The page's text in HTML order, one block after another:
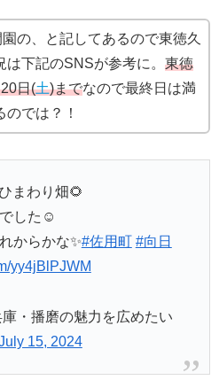
の、と記してあるので東徳久
は下記のSNSが参考に。東徳
日(土)までなので最終日は満
のでは？！
まわり畑🌻
した☺
からかな✨#佐用町 #向日
yy4jBlPJWM
・播磨の魅力を広めたい
15, 2024